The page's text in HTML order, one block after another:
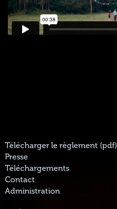
Télécharger le règlement (pdf)
Presse
Téléchargements
Contact
Administration